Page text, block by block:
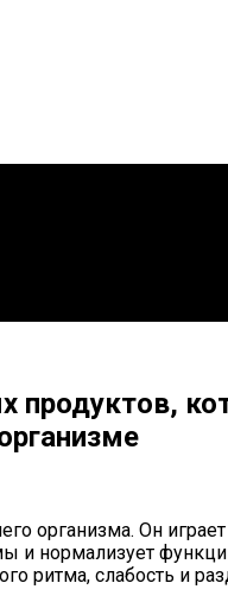
продуктов,
организма. Он
и нормализует
ритма, слабость и